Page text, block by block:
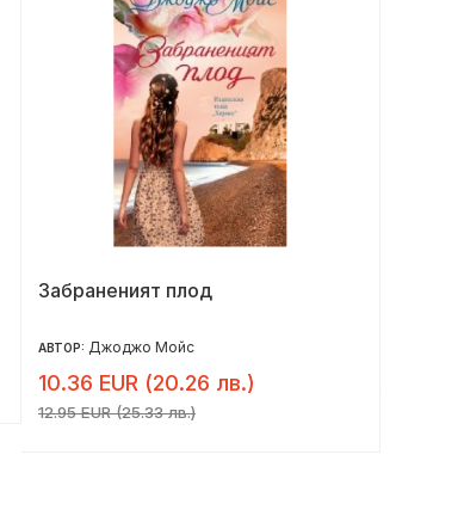
Забраненият плод
АВТОР: Джоджо Мойс
10.36 EUR (20.26 лв.)
12.95 EUR (25.33 лв.)